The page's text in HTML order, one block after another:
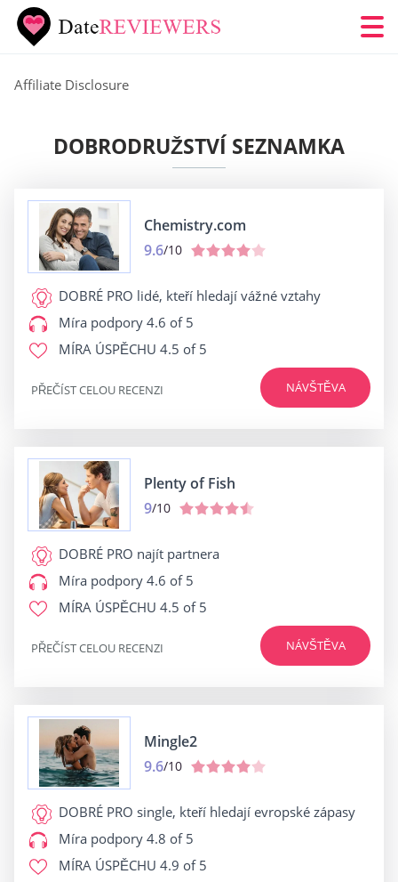
Affiliate Disclosure
DOBRODRUŽSTVÍ SEZNAMKA
Chemistry.com
9.6/10
DOBRÉ PRO lidé, kteří hledají vážné vztahy
Míra podpory 4.6 of 5
MÍRA ÚSPĚCHU 4.5 of 5
NÁVŠTĚVA
PŘEČÍST CELOU RECENZI
Plenty of Fish
9/10
DOBRÉ PRO najít partnera
Míra podpory 4.6 of 5
MÍRA ÚSPĚCHU 4.5 of 5
NÁVŠTĚVA
PŘEČÍST CELOU RECENZI
Mingle2
9.6/10
DOBRÉ PRO single, kteří hledají evropské zápasy
Míra podpory 4.8 of 5
MÍRA ÚSPĚCHU 4.9 of 5